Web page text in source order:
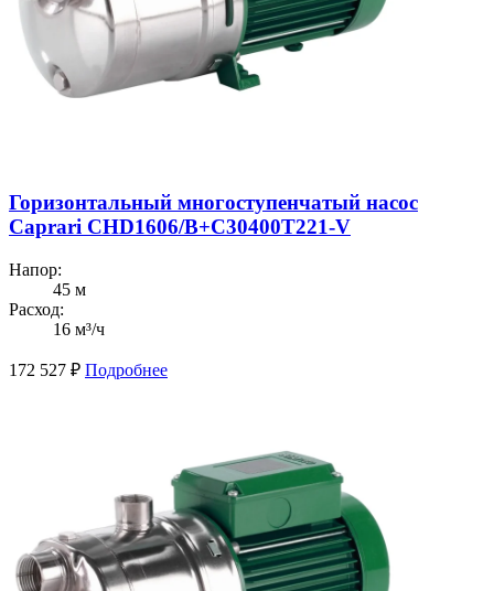
Горизонтальный многоступенчатый насос
Caprari CHD1606/B+C30400T221-V
Напор:
45 м
Расход:
16 м³/ч
172 527 ₽ Подробнее